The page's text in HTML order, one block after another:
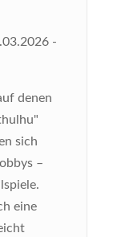
-
denen
sich
–
eine